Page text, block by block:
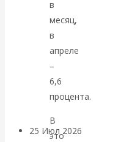
ДЕНЕГ»:
ВЕДЁТ
25 Июл 2026
в
месяц,
в
апреле
–
6,6
процента.
В
это